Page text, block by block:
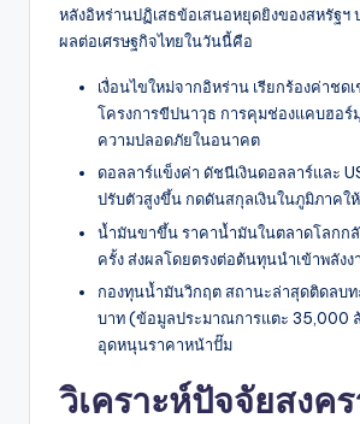
หลังอิหร่านปฏิเสธข้อเสนอหยุดยิงของสหรัฐฯ
ผลต่อเศรษฐกิจไทยในวันนี้คือ
เงื่อนไขใหม่จากอิหร่าน เรียกร้องค่าชด
โครงการขีปนาวุธ การคุมช่องแคบฮอร์
ความปลอดภัยในอนาคต
ดอลลาร์แข็งค่า ดัชนีเงินดอลลาร์และ
ปรับตัวสูงขึ้น กดดันสกุลเงินในภูมิภาคใ
น้ำมันขาขึ้น ราคาน้ำมันในตลาดโลกก
ครั้ง ส่งผลโดยตรงต่อต้นทุนนำเข้าพลังง
กองทุนน้ำมันวิกฤต สถานะล่าสุดติดลบ
บาท (ข้อมูลประมาณการแตะ 35,000
อุดหนุนราคาหน้าปั๊ม
วิเคราะห์ปัจจัยสงค